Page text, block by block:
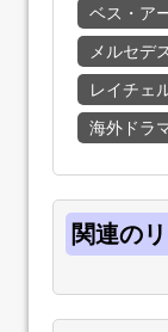
ベス・ア
メルセデ
レイチェ
海外ドラ
関連の